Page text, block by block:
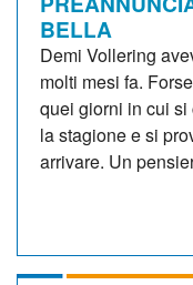
BELLA
Demi Vollering
molti mesi fa.
quei giorni in cui
la stagione e si
arrivare. Un